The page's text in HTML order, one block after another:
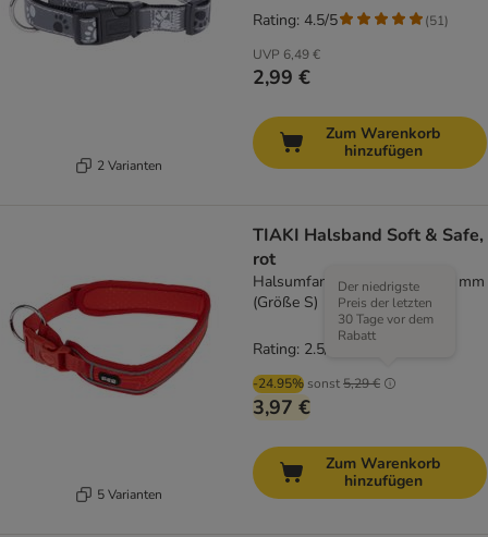
2 Varianten
UVP 6,49 €
2,99 €
Rating: 4.5/5 (51)
Zum Warenkorb
hinzufügen
5 Varianten
TIAKI Halsband Soft & Safe,
rot
Halsumfang 35 - 45 cm, B 40 mm
(Größe S)
-24.95% sonst5,29 €
Der niedrigste
Preis der letzten
30 Tage vor dem
Rabatt
3,97 €
Rating: 2.5/5
Zum Warenkorb
hinzufügen